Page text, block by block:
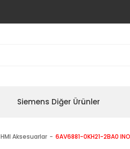
Siemens Diğer Ürünler
HMI Aksesuarlar 6AV6881-0KH21-2BA0